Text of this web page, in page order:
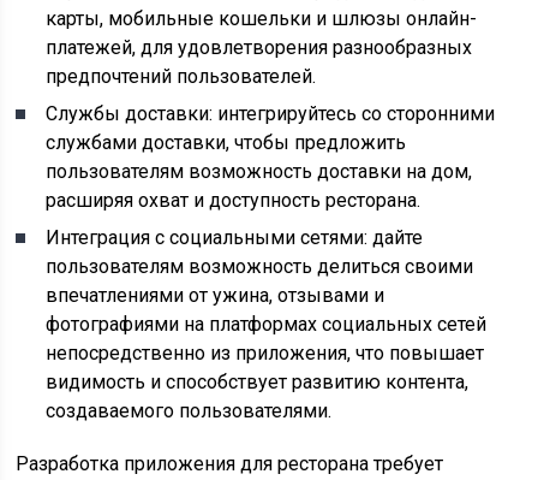
карты, мобильные кошельки и шлюзы онлайн-
платежей, для удовлетворения разнообразных
предпочтений пользователей.
Службы доставки: интегрируйтесь со сторонними
службами доставки, чтобы предложить
пользователям возможность доставки на дом,
расширяя охват и доступность ресторана.
Интеграция с социальными сетями: дайте
пользователям возможность делиться своими
впечатлениями от ужина, отзывами и
фотографиями на платформах социальных сетей
непосредственно из приложения, что повышает
видимость и способствует развитию контента,
создаваемого пользователями.
Разработка приложения для ресторана требует